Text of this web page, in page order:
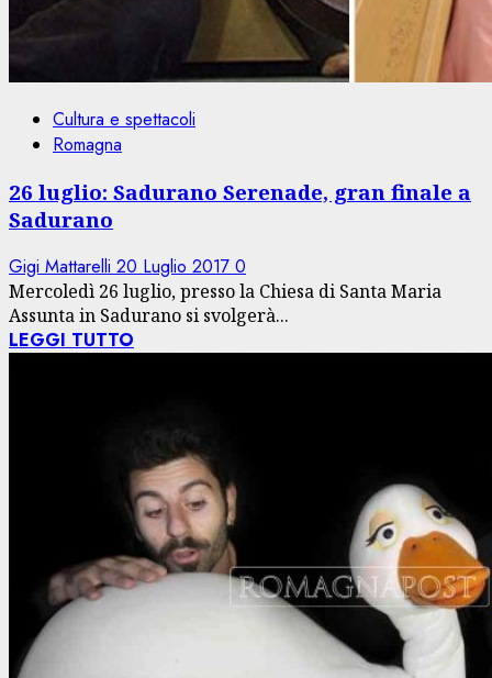
Cultura e spettacoli
Romagna
26 luglio: Sadurano Serenade, gran finale a
Sadurano
Gigi Mattarelli 20 Luglio 2017 0
Mercoledì 26 luglio, presso la Chiesa di Santa Maria
Assunta in Sadurano si svolgerà...
LEGGI TUTTO